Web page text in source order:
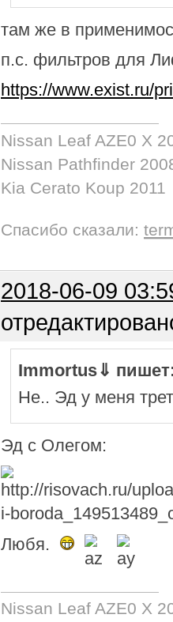
там же в
п.с. фильтров для
https://www.exist.ru/
Nissan Leaf AZE0 X
Nissan Pathfinder
Kia Cerato Koup 2011
Спасибо сказали:
2018-06-09
Immortus⇓
Не.. Эд у меня
Эд с Олегом:
Любя.
Nissan Leaf AZE0 X